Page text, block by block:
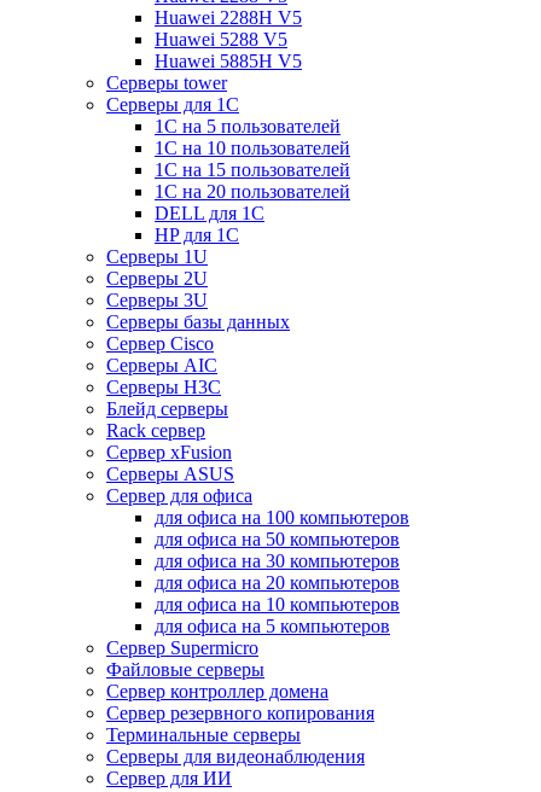
Huawei 2288H V5
Huawei 5288 V5
Huawei 5885H V5
Серверы tower
Серверы для 1C
1С на 5 пользователей
1С на 10 пользователей
1С на 15 пользователей
1С на 20 пользователей
DELL для 1С
HP для 1С
Серверы 1U
Серверы 2U
Серверы 3U
Серверы базы данных
Сервер Cisco
Серверы AIC
Серверы H3C
Блейд серверы
Rack сервер
Сервер xFusion
Серверы ASUS
Сервер для офиса
для офиса на 100 компьютеров
для офиса на 50 компьютеров
для офиса на 30 компьютеров
для офиса на 20 компьютеров
для офиса на 10 компьютеров
для офиса на 5 компьютеров
Сервер Supermicro
Файловые серверы
Сервер контроллер домена
Сервер резервного копирования
Терминальные серверы
Серверы для видеонаблюдения
Сервер для ИИ